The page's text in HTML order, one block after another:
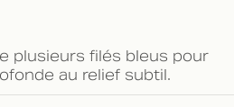
plusieurs filés bleus pour
au relief subtil.